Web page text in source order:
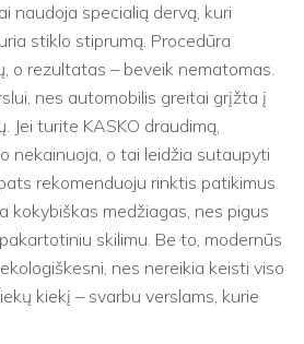
naudoja specialią dervą, kuri
stiklo stiprumą. Procedūra
o rezultatas – beveik nematomas.
nes automobilis greitai grįžta į
Jei turite KASKO draudimą,
nekainuoja, o tai leidžia sutaupyti
rekomenduoju rinktis patikimus
kokybiškas medžiagas, nes pigus
skilimu. Be to, modernūs
nes nereikia keisti viso
kiekį – svarbu verslams, kurie